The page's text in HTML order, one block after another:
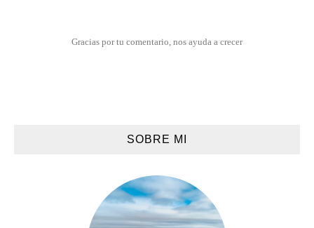
Gracias por tu comentario, nos ayuda a crecer
SOBRE MI